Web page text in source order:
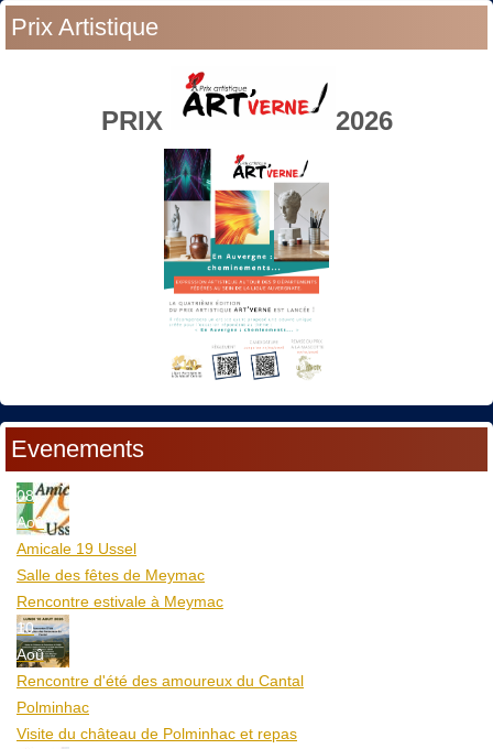
Prix Artistique
PRIX 2026
Evenements
08
Aoû
Amicale 19 Ussel
Salle des fêtes de Meymac
Rencontre estivale à Meymac
10
Aoû
Rencontre d'été des amoureux du Cantal
Polminhac
Visite du château de Polminhac et repas